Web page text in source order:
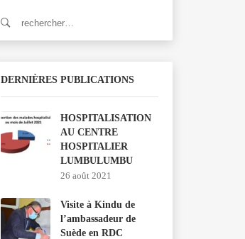
DERNIÈRES PUBLICATIONS
HOSPITALISATION
AU CENTRE
HOSPITALIER
LUMBULUMBU
26 août 2021
Visite à Kindu de
l’ambassadeur de
Suède en RDC